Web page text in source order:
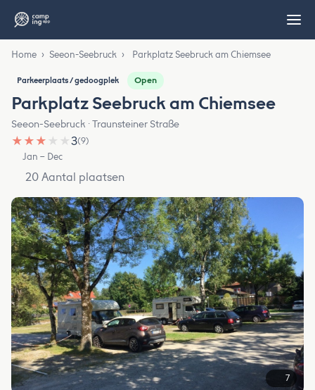
Home › Seeon-Seebruck › Parkplatz Seebruck am Chiemsee
Parkeerplaats / gedoogplek Open
Parkplatz Seebruck am Chiemsee
Seeon-Seebruck · Traunsteiner Straße
★ ★ ★ ★ ★3(9)
Jan – Dec
20 Aantal plaatsen
7